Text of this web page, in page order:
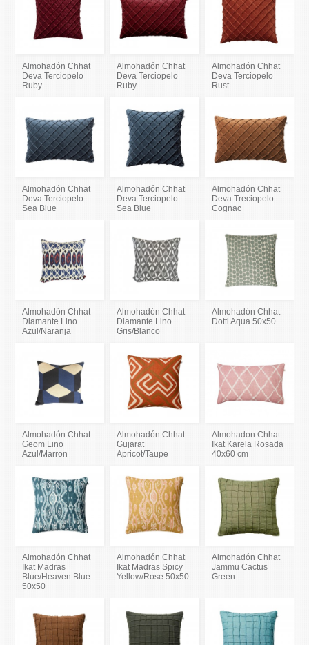
Almohadón Chhat
Deva Terciopelo
Ruby
Almohadón Chhat
Deva Terciopelo
Ruby
Almohadón Chhat
Deva Terciopelo
Rust
Almohadón Chhat
Deva Terciopelo
Sea Blue
Almohadón Chhat
Deva Terciopelo
Sea Blue
Almohadón Chhat
Deva Treciopelo
Cognac
Almohadón Chhat
Diamante Lino
Azul/Naranja
Almohadón Chhat
Diamante Lino
Gris/Blanco
Almohadón Chhat
Dotti Aqua 50x50
Almohadón Chhat
Geom Lino
Azul/Marron
Almohadón Chhat
Gujarat
Apricot/Taupe
Almohadon Chhat
Ikat Karela Rosada
40x60 cm
Almohadón Chhat
Ikat Madras
Blue/Heaven Blue
50x50
Almohadón Chhat
Ikat Madras Spicy
Yellow/Rose 50x50
Almohadón Chhat
Jammu Cactus
Green